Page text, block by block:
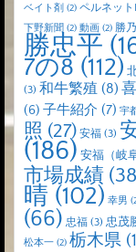
ベイト剤 (2) ペルネット
下野新聞 (2) 動画 (2) 勝
勝忠平
7の8 (112)
(3) 和牛繁殖 (8)
(6) 子牛紹介 (7) 宇
照 (27) 安福 (3)
(186) 安福（岐
市場成績
晴 (102) 幸男
(66) 忠福 (3) 忠茂
松本一 (2) 栃木県